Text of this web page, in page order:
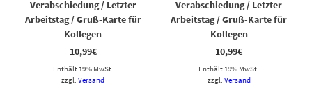
Verabschiedung / Letzter
Arbeitstag / Gruß-Karte für
Kollegen
10,99€
Enthält 19% MwSt.
zzgl.Versand
Verabschiedung / Letzter
Arbeitstag / Gruß-Karte für
Kollegen
10,99€
Enthält 19% MwSt.
zzgl. Versand